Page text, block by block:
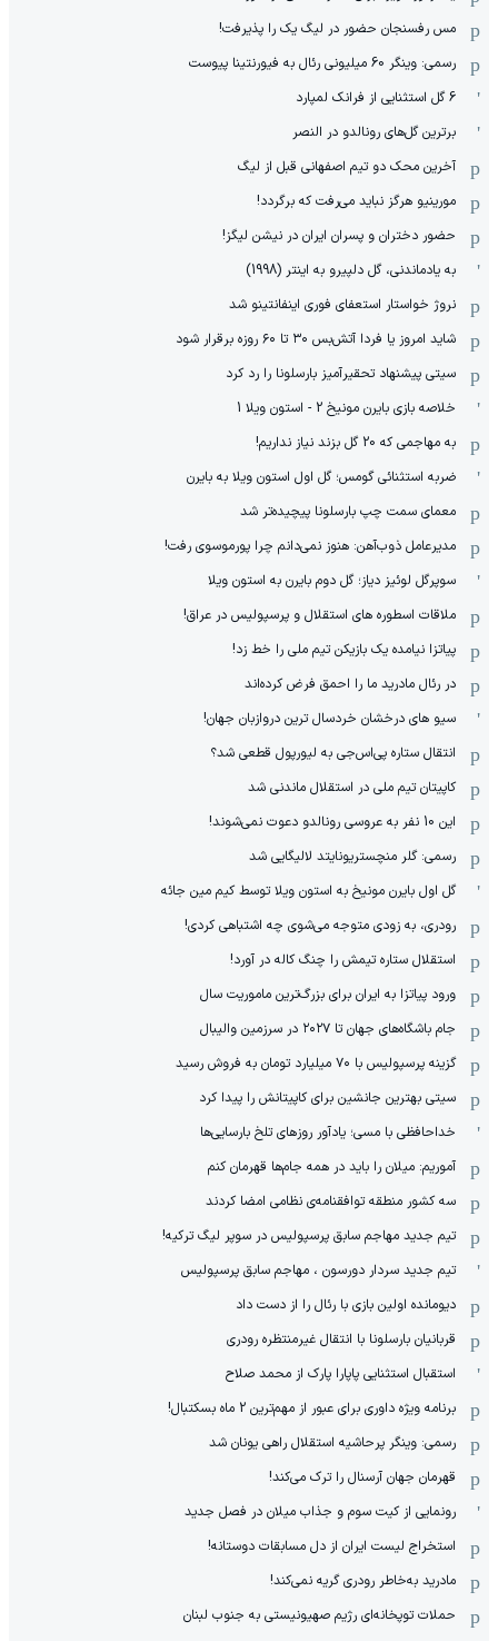
مس رفسنجان حضور در لیگ یک را پذیرفت!
رسمی: وینگر 60 میلیونی رئال به فیورنتینا پیوست
6 گل استثنایی از فرانک لمپارد
برترین گل‌های رونالدو در النصر
آخرین محک دو تیم اصفهانی قبل از لیگ
مورینیو هرگز نباید می‌رفت که برگردد!
حضور دختران و پسران ایران در نیشن لیگز!
به یادماندنی، گل دلپیرو به اینتر (1998)
نروژ خواستار استعفای فوری اینفانتینو شد
شاید امروز یا فردا آتش‌بس ۳۰ تا ۶۰ روزه برقرار شود
سیتی پیشنهاد تحقیرآمیز بارسلونا را رد کرد
خلاصه بازی بایرن مونیخ 2 - استون ویلا 1
به مهاجمی که 20 گل بزند نیاز نداریم!
ضربه استثنائی گومس؛ گل اول استون ویلا به بایرن
معمای سمت چپ بارسلونا پیچیده‌تر شد
مدیرعامل ذوب‌آهن: هنوز نمی‌دانم چرا پورموسوی رفت!
سوپرگل لوئیز دیاز؛ گل دوم بایرن به استون ویلا
ملاقات اسطوره های استقلال و پرسپولیس در عراق!
پیاتزا نیامده یک بازیکن تیم ملی را خط زد!
در رئال مادرید ما را احمق فرض کرده‌اند
سیو های درخشان خردسال ترین دروازبان جهان!
انتقال ستاره پی‌اس‌جی به لیورپول قطعی شد؟
کاپیتان تیم ملی در استقلال ماندنی شد
این 10 نفر به عروسی رونالدو دعوت نمی‌شوند!
رسمی: گلر منچستریونایتد لالیگایی شد
گل اول بایرن مونیخ به استون ویلا توسط کیم مین جائه
رودری، به زودی متوجه می‌شوی چه اشتباهی کردی!
استقلال ستاره تیمش را چنگ کاله در آورد!
ورود پیاتزا به ایران برای بزرگ‌ترین ماموریت سال
جام باشگاه‌های جهان تا ۲۰۲۷ در سرزمین والیبال
گزینه پرسپولیس با ۷۰ میلیارد تومان به فروش رسید
سیتی بهترین جانشین برای کاپیتانش را پیدا کرد
خداحافظی با مسی؛ یادآور روزهای تلخ بارسایی‌ها
آموریم: میلان را باید در همه جام‌ها قهرمان کنم
سه کشور منطقه توافقنامه‌ی نظامی امضا کردند
تیم جدید مهاجم سابق پرسپولیس در سوپر لیگ ترکیه!
تیم جدید سردار دورسون ، مهاجم سابق پرسپولیس
دیومانده اولین بازی با رئال را از دست داد
قربانیان بارسلونا با انتقال غیرمنتظره رودری
استقبال استثنایی پاپارا پارک از محمد صلاح
برنامه ویژه داوری برای عبور از مهم‌ترین 2 ماه بسکتبال!
رسمی: وینگر پرحاشیه استقلال راهی یونان شد
قهرمان جهان آرسنال را ترک می‌کند!
رونمایی از کیت سوم و جذاب میلان در فصل جدید
استخراج لیست ایران از دل مسابقات دوستانه!
مادرید به‌خاطر رودری گریه نمی‌کند!
حملات توپخانه‌ای رژیم صهیونیستی به جنوب لبنان